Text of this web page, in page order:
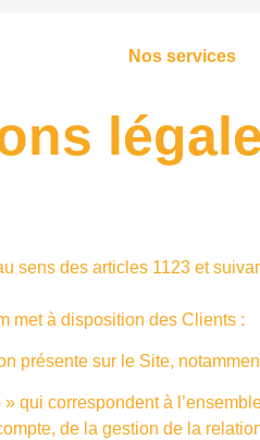
Nos services
sens des articles 1123 et
met à disposition des Clients :
présente sur le Site,
qui correspondent à
de la gestion de la